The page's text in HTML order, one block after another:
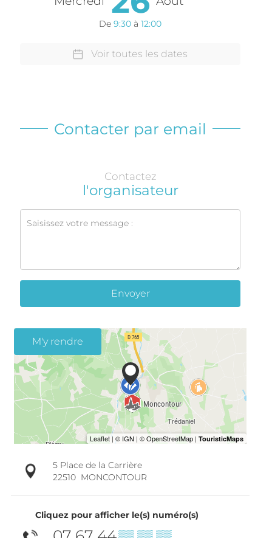
De 9:30 à 12:00
Voir toutes les dates
Contacter par email
Contactez
l'organisateur
Envoyer
M'y rendre
5 Place de la Carrière
22510 MONCONTOUR
Cliquez pour afficher le(s) numéro(s)
▒▒ ▒▒ ▒▒